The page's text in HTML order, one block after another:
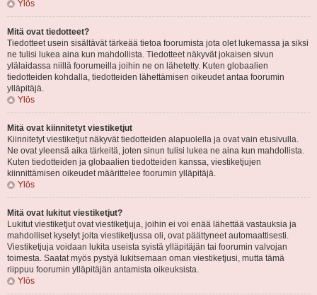
Ylös
Mitä ovat tiedotteet?
Tiedotteet usein sisältävät tärkeää tietoa foorumista jota olet lukemassa ja siksi
ne tulisi lukea aina kun mahdollista. Tiedotteet näkyvät jokaisen sivun
ylälaidassa niillä foorumeilla joihin ne on lähetetty. Kuten globaalien
tiedotteiden kohdalla, tiedotteiden lähettämisen oikeudet antaa foorumin
ylläpitäjä.
Ylös
Mitä ovat kiinnitetyt viestiketjut
Kiinnitetyt viestiketjut näkyvät tiedotteiden alapuolella ja ovat vain etusivulla.
Ne ovat yleensä aika tärkeitä, joten sinun tulisi lukea ne aina kun mahdollista.
Kuten tiedotteiden ja globaalien tiedotteiden kanssa, viestiketjujen
kiinnittämisen oikeudet määrittelee foorumin ylläpitäjä.
Ylös
Mitä ovat lukitut viestiketjut?
Lukitut viestiketjut ovat viestiketjuja, joihin ei voi enää lähettää vastauksia ja
mahdolliset kyselyt joita viestiketjussa oli, ovat päättyneet automaattisesti.
Viestiketjuja voidaan lukita useista syistä ylläpitäjän tai foorumin valvojan
toimesta. Saatat myös pystyä lukitsemaan oman viestiketjusi, mutta tämä
riippuu foorumin ylläpitäjän antamista oikeuksista.
Ylös